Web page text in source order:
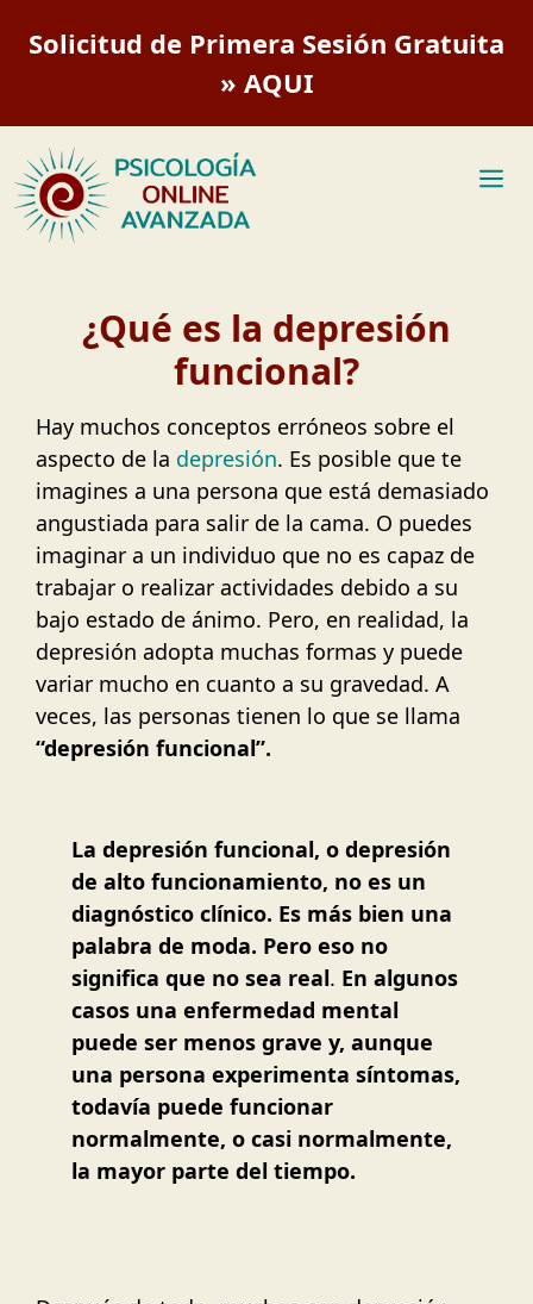
Solicitud de Primera Sesión Gratuita
» AQUI
¿Qué es la depresión
funcional?
Hay muchos conceptos erróneos sobre el
aspecto de la depresión. Es posible que te
imagines a una persona que está demasiado
angustiada para salir de la cama. O puedes
imaginar a un individuo que no es capaz de
trabajar o realizar actividades debido a su
bajo estado de ánimo. Pero, en realidad, la
depresión adopta muchas formas y puede
variar mucho en cuanto a su gravedad. A
veces, las personas tienen lo que se llama
“depresión funcional”.
La depresión funcional, o depresión
de alto funcionamiento, no es un
diagnóstico clínico. Es más bien una
palabra de moda. Pero eso no
significa que no sea real. En algunos
casos una enfermedad mental
puede ser menos grave y, aunque
una persona experimenta síntomas,
todavía puede funcionar
normalmente, o casi normalmente,
la mayor parte del tiempo.